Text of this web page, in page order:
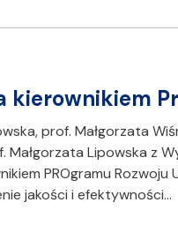
kierownikiem
prof. Małgorzata
Lipowska z
PROgramu
jakości i efektywności…